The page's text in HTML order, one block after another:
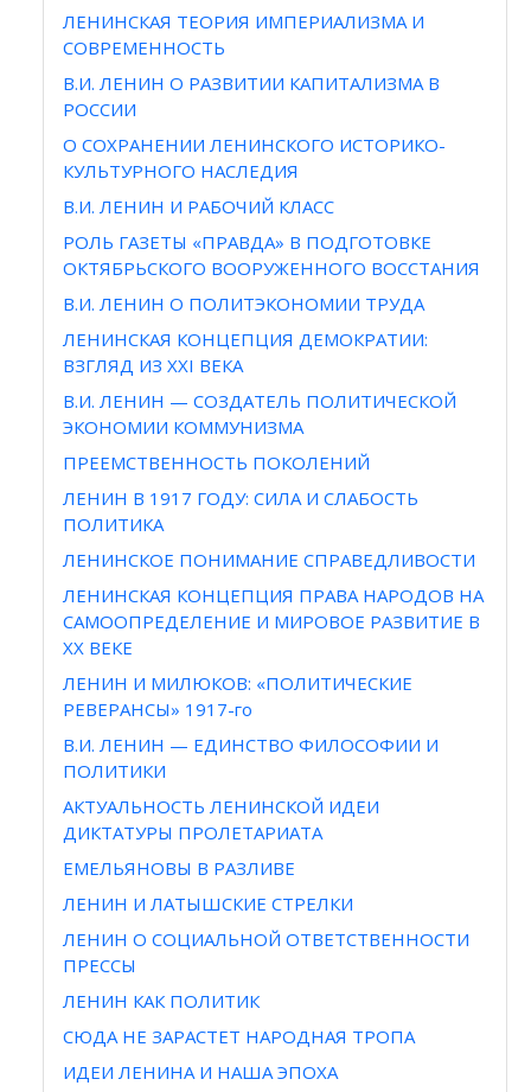
ЛЕНИНСКАЯ ТЕОРИЯ ИМПЕРИАЛИЗМА И
СОВРЕМЕННОСТЬ
В.И. ЛЕНИН О РАЗВИТИИ КАПИТАЛИЗМА В
РОССИИ
О СОХРАНЕНИИ ЛЕНИНСКОГО ИСТОРИКО-
КУЛЬТУРНОГО НАСЛЕДИЯ
В.И. ЛЕНИН И РАБОЧИЙ КЛАСС
РОЛЬ ГАЗЕТЫ «ПРАВДА» В ПОДГОТОВКЕ
ОКТЯБРЬСКОГО ВООРУЖЕННОГО ВОССТАНИЯ
В.И. ЛЕНИН О ПОЛИТЭКОНОМИИ ТРУДА
ЛЕНИНСКАЯ КОНЦЕПЦИЯ ДЕМОКРАТИИ:
ВЗГЛЯД ИЗ XXI ВЕКА
В.И. ЛЕНИН — СОЗДАТЕЛЬ ПОЛИТИЧЕСКОЙ
ЭКОНОМИИ КОММУНИЗМА
ПРЕЕМСТВЕННОСТЬ ПОКОЛЕНИЙ
ЛЕНИН В 1917 ГОДУ: СИЛА И СЛАБОСТЬ
ПОЛИТИКА
ЛЕНИНСКОЕ ПОНИМАНИЕ СПРАВЕДЛИВОСТИ
ЛЕНИНСКАЯ КОНЦЕПЦИЯ ПРАВА НАРОДОВ НА
САМООПРЕДЕЛЕНИЕ И МИРОВОЕ РАЗВИТИЕ В
ХХ ВЕКЕ
ЛЕНИН И МИЛЮКОВ: «ПОЛИТИЧЕСКИЕ
РЕВЕРАНСЫ» 1917-го
В.И. ЛЕНИН — ЕДИНСТВО ФИЛОСОФИИ И
ПОЛИТИКИ
АКТУАЛЬНОСТЬ ЛЕНИНСКОЙ ИДЕИ
ДИКТАТУРЫ ПРОЛЕТАРИАТА
ЕМЕЛЬЯНОВЫ В РАЗЛИВЕ
ЛЕНИН И ЛАТЫШСКИЕ СТРЕЛКИ
ЛЕНИН О СОЦИАЛЬНОЙ ОТВЕТСТВЕННОСТИ
ПРЕССЫ
ЛЕНИН КАК ПОЛИТИК
СЮДА НЕ ЗАРАСТЕТ НАРОДНАЯ ТРОПА
ИДЕИ ЛЕНИНА И НАША ЭПОХА